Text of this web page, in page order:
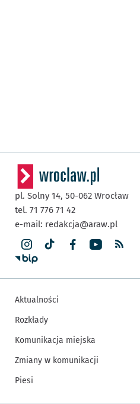
pl. Solny 14, 50-062 Wrocław
tel. 71 776 71 42
e-mail: redakcja@araw.pl
Aktualności
Rozkłady
Komunikacja miejska
Zmiany w komunikacji
Piesi